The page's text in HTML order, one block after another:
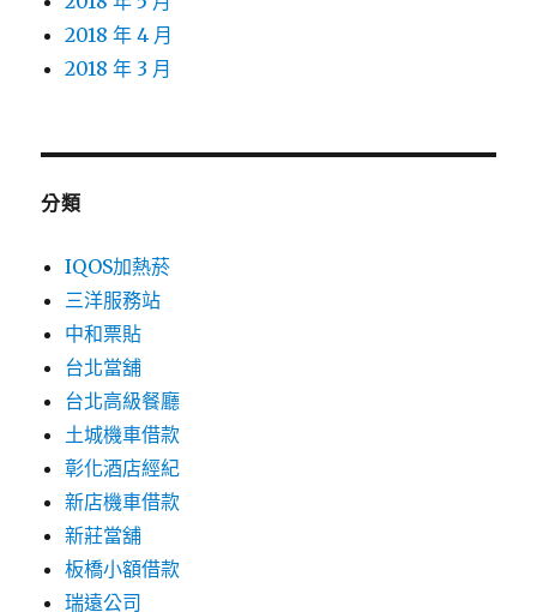
2018 年 4 月
2018 年 3 月
分類
IQOS加熱菸
三洋服務站
中和票貼
台北當舖
台北高級餐廳
土城機車借款
彰化酒店經紀
新店機車借款
新莊當舖
板橋小額借款
瑞遠公司